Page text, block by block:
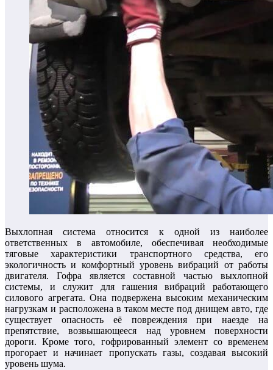
Выхлопная система относится к одной из наиболее
ответственных в автомобиле, обеспечивая необходимые
тяговые характеристики транспортного средства, его
экологичность и комфортный уровень вибраций от работы
двигателя. Гофра является составной частью выхлопной
системы, и служит для гашения вибраций работающего
силового агрегата. Она подвержена высоким механическим
нагрузкам и расположена в таком месте под днищем авто, где
существует опасность её повреждения при наезде на
препятствие, возвышающееся над уровнем поверхности
дороги. Кроме того, гофрированный элемент со временем
прогорает и начинает пропускать газы, создавая высокий
уровень шума.